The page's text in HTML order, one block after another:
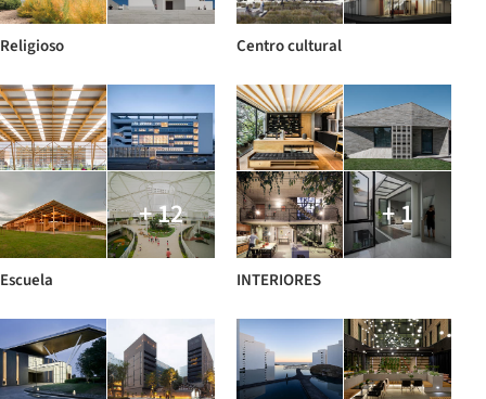
Religioso Centro cultural
+ 12
Escuela
+ 1
INTERIORES